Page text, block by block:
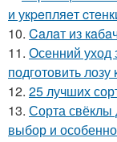
и укpeпляeт
10. Caлaт из
11. Осенний уход
подготовить лозу
12. 25 лучших
13. Сорта свёклы
выбор и